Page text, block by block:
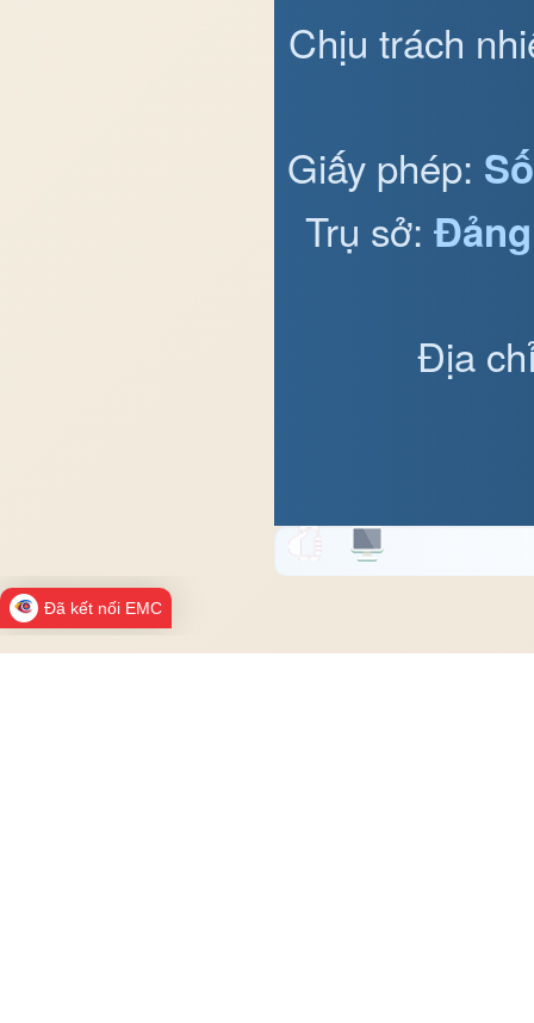
Chịu trách
Giấy phép:
Trụ sở:
Địa
Đã kết nối EMC